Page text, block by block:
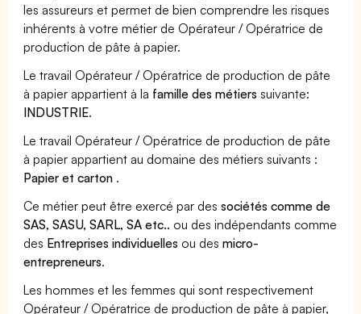
les assureurs et permet de bien comprendre les risques
inhérents à votre métier de Opérateur / Opératrice de
production de pâte à papier.
Le travail Opérateur / Opératrice de production de pâte
à papier appartient à la famille des métiers suivante:
INDUSTRIE.
Le travail Opérateur / Opératrice de production de pâte
à papier appartient au domaine des métiers suivants :
Papier et carton .
Ce métier peut être exercé par dessociétés comme de
SAS, SASU, SARL, SA etc.. ou des indépendants comme
des Entreprises individuelles ou desmicro-
entrepreneurs.
Les hommes et les femmes qui sont respectivement
Opérateur / Opératrice de production de pâte à papier,